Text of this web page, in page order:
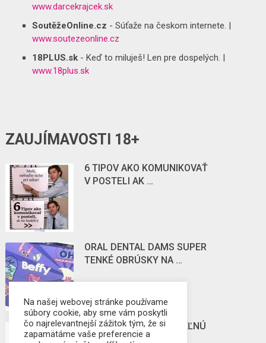
www.darcekrajcek.sk
SoutěžeOnline.cz - Súťaže na českom internete. |
www.soutezeonline.cz
18PLUS.sk - Keď to miluješ! Len pre dospelých. |
www.18plus.sk
ZAUJÍMAVOSTI 18+
6 TIPOV AKO KOMUNIKOVAŤ
V POSTELI AK …
ORAL DENTAL DAMS SUPER
TENKÉ OBRÚSKY NA …
POZNÁTE ZBOZKÁVATEĽNÚ
STIMULUJÚCU
Na našej webovej stránke používame
súbory cookie, aby sme vám poskytli
čo najrelevantnejší zážitok tým, že si
zapamätáme vaše preferencie a